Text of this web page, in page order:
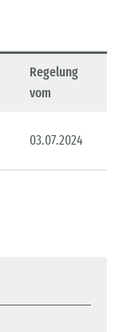
Regelung
vom
03.07.2024